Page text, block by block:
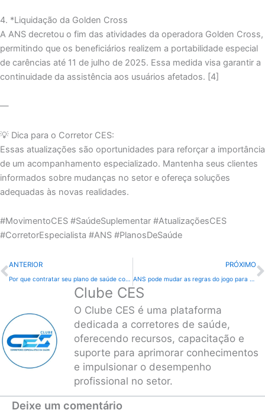
4. *Liquidação da Golden Cross
A ANS decretou o fim das atividades da operadora Golden Cross,
permitindo que os beneficiários realizem a portabilidade especial
de carências até 11 de julho de 2025. Essa medida visa garantir a
continuidade da assistência aos usuários afetados. [4]
—
💡 Dica para o Corretor CES:
Essas atualizações são oportunidades para reforçar a importância
de um acompanhamento especializado. Mantenha seus clientes
informados sobre mudanças no setor e ofereça soluções
adequadas às novas realidades.
#MovimentoCES #SaúdeSuplementar #AtualizaçõesCES
#CorretorEspecialista #ANS #PlanosDeSaúde
Anterior
ANTERIOR
Por que contratar seu plano de saúde com um Corretor Especialista em Saúde do CES e não com uma IA ou atendente de operadora?
PRÓXIMO
ANS pode mudar as regras do jogo para as PMEs
Clube CES
O Clube CES é uma plataforma
dedicada a corretores de saúde,
oferecendo recursos, capacitação e
suporte para aprimorar conhecimentos
e impulsionar o desempenho
profissional no setor.
Deixe um comentário